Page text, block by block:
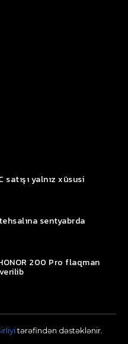
satışı yalnız xüsusi
sentyabrda
200 Pro flaqman
tərəfindən dəstəklənir.